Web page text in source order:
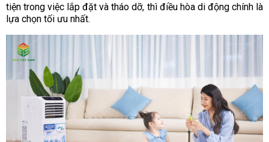
tiện trong việc lắp đặt và tháo dỡ, thì điều hòa di động chính là
lựa chọn tối ưu nhất.